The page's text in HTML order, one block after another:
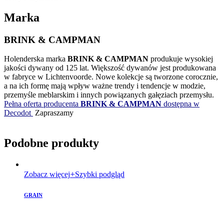
Marka
BRINK & CAMPMAN
Holenderska marka BRINK & CAMPMAN produkuje wysokiej
jakości dywany od 125 lat. Większość dywanów jest produkowana
w fabryce w Lichtenvoorde. Nowe kolekcje są tworzone corocznie,
a na ich formę mają wpływ ważne trendy i tendencje w modzie,
przemyśle meblarskim i innych powiązanych gałęziach przemysłu.
Pełna oferta producenta BRINK & CAMPMAN dostępna w
Decodot Zapraszamy
Podobne produkty
Zobacz więcej Szybki podgląd
GRAIN